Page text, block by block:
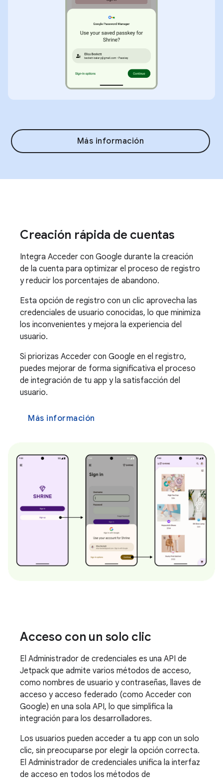
Más información
Creación rápida de cuentas
Integra Acceder con Google durante la creación
de la cuenta para optimizar el proceso de registro
y reducir los porcentajes de abandono.
Esta opción de registro con un clic aprovecha las
credenciales de usuario conocidas, lo que minimiza
los inconvenientes y mejora la experiencia del
usuario.
Si priorizas Acceder con Google en el registro,
puedes mejorar de forma significativa el proceso
de integración de tu app y la satisfacción del
usuario.
Más información
Acceso con un solo clic
El Administrador de credenciales es una API de
Jetpack que admite varios métodos de acceso,
como nombres de usuario y contraseñas, llaves de
acceso y acceso federado (como Acceder con
Google) en una sola API, lo que simplifica la
integración para los desarrolladores.
Los usuarios pueden acceder a tu app con un solo
clic, sin preocuparse por elegir la opción correcta.
El Administrador de credenciales unifica la interfaz
de acceso en todos los métodos de